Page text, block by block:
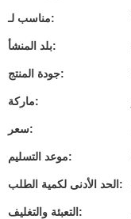
مناسب لـ:
بلد المنشأ:
جودة المنتج:
ماركة:
سعر:
موعد التسليم:
الحد الأدنى لكمية الطلب:
التعبئة والتغليف: